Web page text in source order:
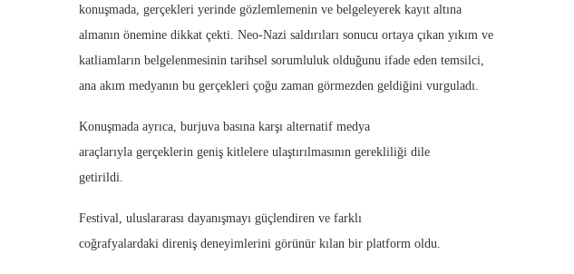
konuşmada, gerçekleri yerinde gözlemlemenin ve belgeleyerek kayıt altına
almanın önemine dikkat çekti. Neo-Nazi saldırıları sonucu ortaya çıkan yıkım ve
katliamların belgelenmesinin tarihsel sorumluluk olduğunu ifade eden temsilci,
ana akım medyanın bu gerçekleri çoğu zaman görmezden geldiğini vurguladı.
Konuşmada ayrıca, burjuva basına karşı alternatif medya
araçlarıyla gerçeklerin geniş kitlelere ulaştırılmasının gerekliliği dile
getirildi.
Festival, uluslararası dayanışmayı güçlendiren ve farklı
coğrafyalardaki direniş deneyimlerini görünür kılan bir platform oldu.